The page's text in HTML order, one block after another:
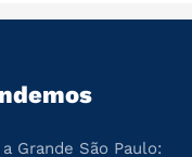
Grande São Paulo: